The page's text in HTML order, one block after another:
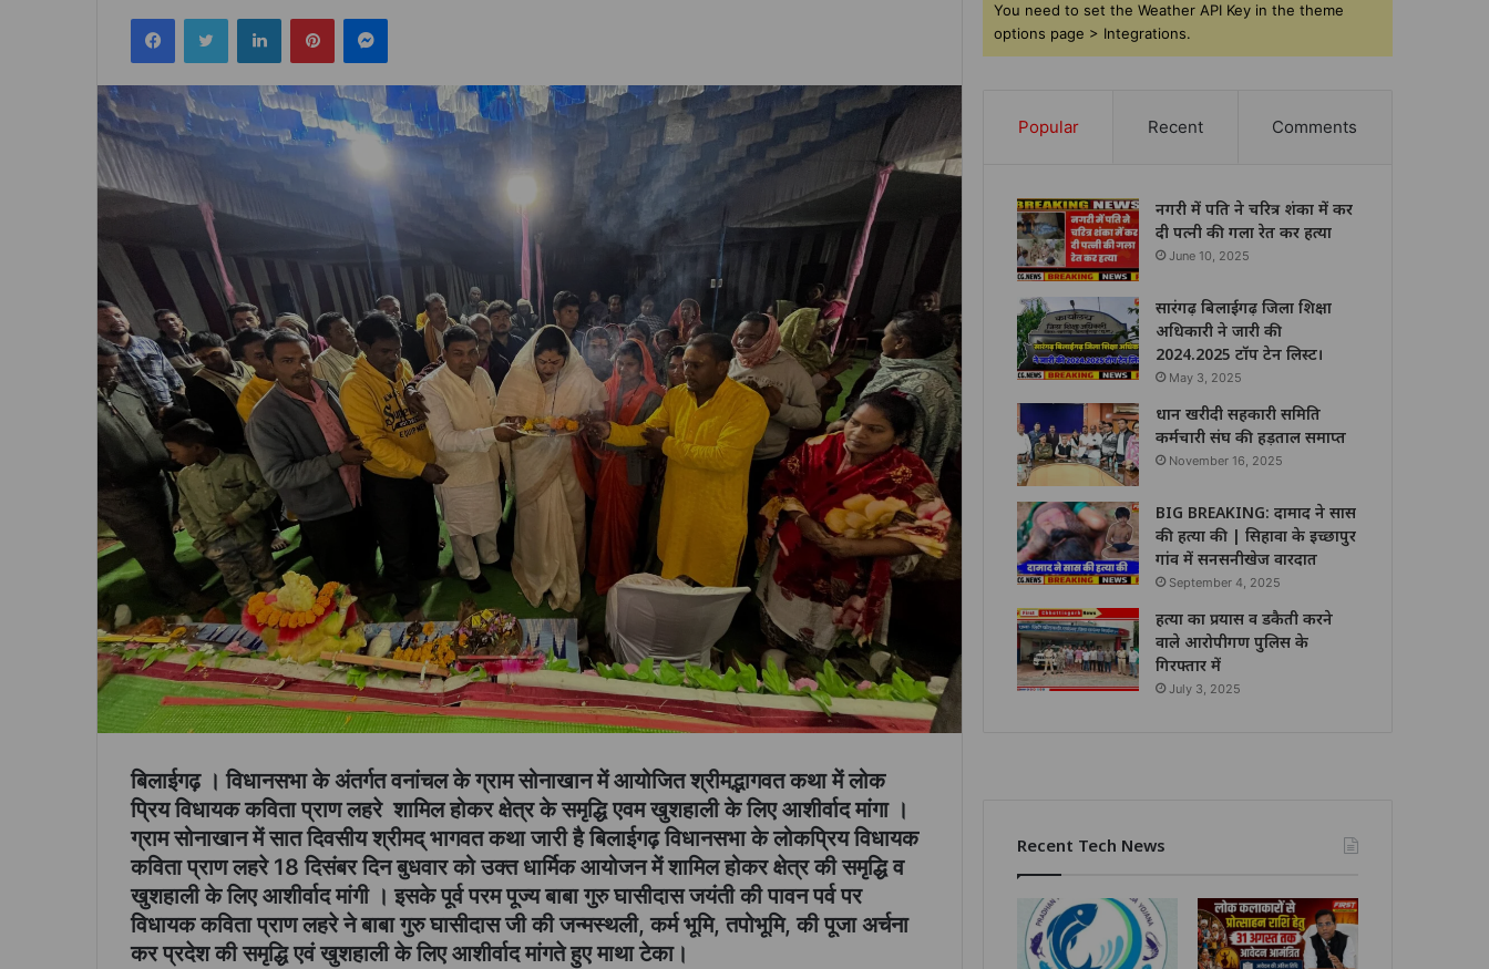
FacebookTwitter LinkedInPinterestMessenger
बिलाईगढ़ । विधानसभा के अंतर्गत वनांचल के ग्राम सोनाखान में आयोजित श्रीमद्भागवत कथा में लोक
प्रिय विधायक कविता प्राण लहरे शामिल होकर क्षेत्र के समृद्धि एवम खुशहाली के लिए आशीर्वाद मांगा ।
ग्राम सोनाखान में सात दिवसीय श्रीमद् भागवत कथा जारी है बिलाईगढ़ विधानसभा के लोकप्रिय विधायक
कविता प्राण लहरे 18 दिसंबर दिन बुधवार को उक्त धार्मिक आयोजन में शामिल होकर क्षेत्र की समृद्धि व
खुशहाली के लिए आशीर्वाद मांगी । इसके पूर्व परम पूज्य बाबा गुरु घासीदास जयंती की पावन पर्व पर
विधायक कविता प्राण लहरे ने बाबा गुरु घासीदास जी की जन्मस्थली, कर्म भूमि, तपोभूमि, की पूजा अर्चना
कर प्रदेश की समृद्धि एवं खुशहाली के लिए आशीर्वाद मांगते हुए माथा टेका।
You need to set the Weather API Key in the theme
options page > Integrations.
Popular Recent Comments
नगरी में पति ने चरित्र शंका में कर
दी पत्नी की गला रेत कर हत्या
June 10, 2025
सारंगढ़ बिलाईगढ़ जिला शिक्षा
अधिकारी ने जारी की
2024.2025 टॉप टेन लिस्ट।
May 3, 2025
धान खरीदी सहकारी समिति
कर्मचारी संघ की हड़ताल समाप्त
November 16, 2025
BIG BREAKING: दामाद ने सास
की हत्या की | सिहावा के इच्छापुर
गांव में सनसनीखेज वारदात
September 4, 2025
हत्या का प्रयास व डकैती करने
वाले आरोपीगण पुलिस के
गिरफ्तार में
July 3, 2025
Recent Tech News